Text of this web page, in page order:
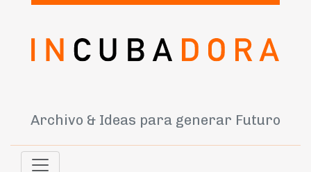
Archivo & Ideas para generar Futuro